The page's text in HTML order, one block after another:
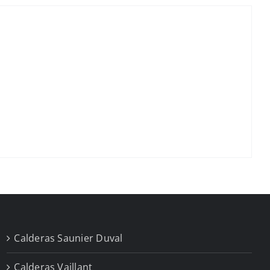
Calderas Saunier Duval
Calderas Vaillant